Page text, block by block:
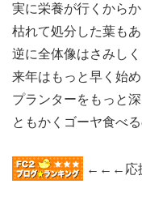
実に栄養が行くからか
枯れて処分した葉も
逆に全体像はさみし
来年はもっと早く始
プランターをもっと
ともかくゴーヤ食べ
←←←応援